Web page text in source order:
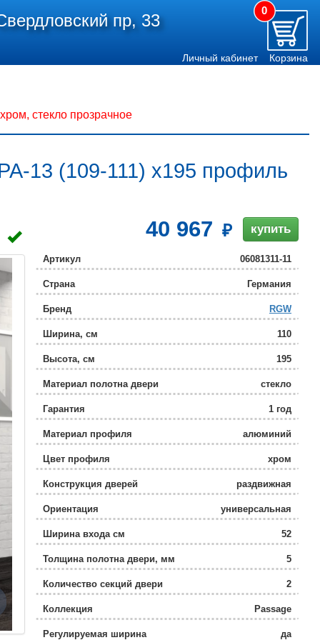
пр, 33
0
Личный кабинет Корзина
стекло прозрачное
13 (109-111) x195 профиль
40 967 купить
Артикул 06081311-11
Страна Германия
Бренд RGW
Ширина, см 110
Высота, см 195
Материал полотна двери стекло
Гарантия 1 год
Материал профиля алюминий
Цвет профиля хром
Конструкция дверей раздвижная
Ориентация универсальная
Ширина входа см 52
Толщина полотна двери, мм 5
Количество секций двери 2
Коллекция Passage
Регулируемая ширина да